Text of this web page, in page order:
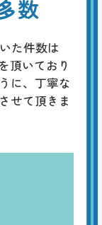
数
た件数は
頂いており
に、丁寧な
せて頂きま